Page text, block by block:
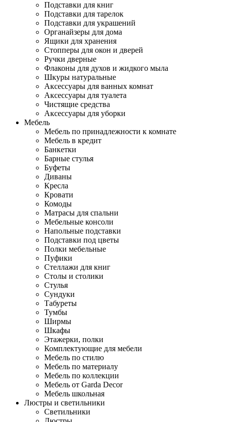
Подставки для книг
Подставки для тарелок
Подставки для украшений
Органайзеры для дома
Ящики для хранения
Стопперы для окон и дверей
Ручки дверные
Флаконы для духов и жидкого мыла
Шкуры натуральные
Аксессуары для ванных комнат
Аксессуары для туалета
Чистящие средства
Аксессуары для уборки
Мебель
Мебель по принадлежности к комнате
Мебель в кредит
Банкетки
Барные стулья
Буфеты
Диваны
Кресла
Кровати
Комоды
Матрасы для спальни
Мебельные консоли
Напольные подставки
Подставки под цветы
Полки мебельные
Пуфики
Стеллажи для книг
Столы и столики
Стулья
Сундуки
Табуреты
Тумбы
Ширмы
Шкафы
Этажерки, полки
Комплектующие для мебели
Мебель по стилю
Мебель по материалу
Мебель по коллекции
Мебель от Garda Decor
Мебель школьная
Люстры и светильники
Светильники